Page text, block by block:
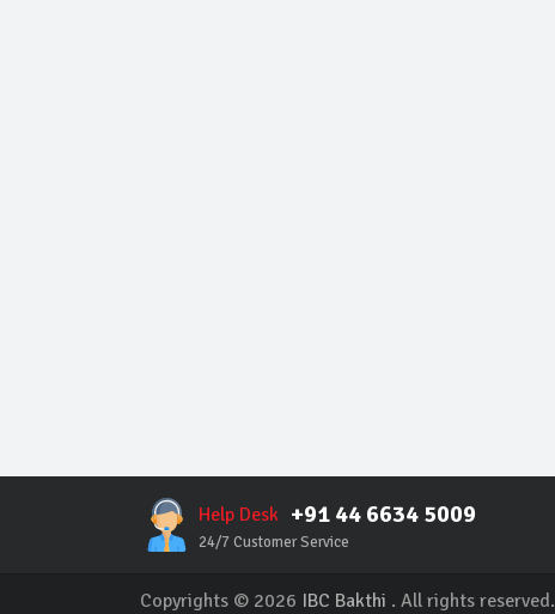
Help Desk +91 44 6634 5009
24/7 Customer Service
Copyrights © 2026 IBC Bakthi . All rights reserved.